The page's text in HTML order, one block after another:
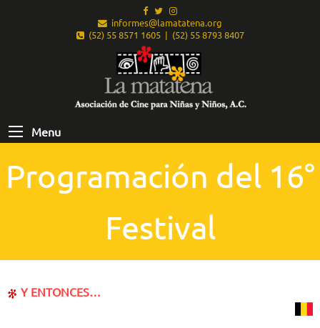
informes@lamatatena.org
(52) 55 8571 1605 | (52) 55 8793 8407
Menu
Programación del 16°
Festival
Y ENTONCES…